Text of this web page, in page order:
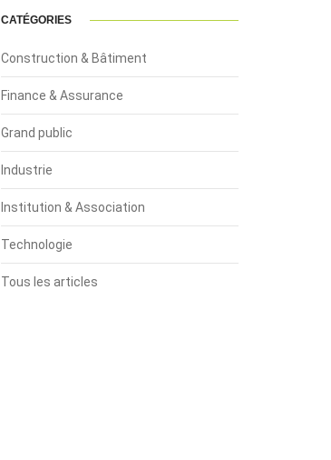
CATÉGORIES
Construction & Bâtiment
Finance & Assurance
Grand public
Industrie
Institution & Association
Technologie
Tous les articles